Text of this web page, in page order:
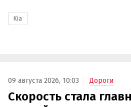
Kia
09 августа 2026, 10:03 Дороги
Скорость стала